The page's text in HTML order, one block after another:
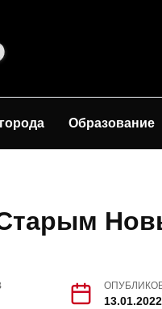
Образование
13.01.2022